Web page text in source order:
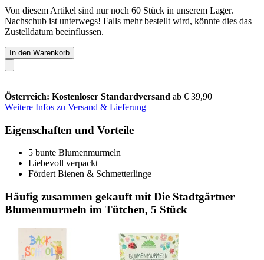
Von diesem Artikel sind nur noch 60 Stück in unserem Lager.
Nachschub ist unterwegs! Falls mehr bestellt wird, könnte dies das
Zustelldatum beeinflussen.
In den Warenkorb
Österreich: Kostenloser Standardversand ab € 39,90
Weitere Infos zu Versand & Lieferung
Eigenschaften und Vorteile
5 bunte Blumenmurmeln
Liebevoll verpackt
Fördert Bienen & Schmetterlinge
Häufig zusammen gekauft mit Die Stadtgärtner
Blumenmurmeln im Tütchen, 5 Stück